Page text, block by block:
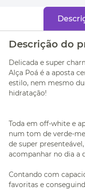
Descrição do
Delicada e super
Alça Poá é a aposta
estilo, nem mesmo
hidratação!
Toda em off-white e
num tom de verde-
de super
acompanhar no dia a
Contando com
favoritas e